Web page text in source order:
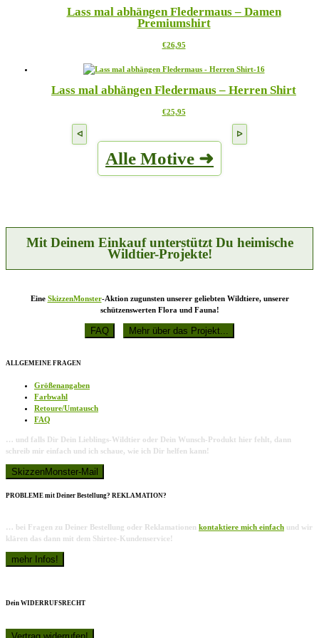
der
Produktseite
werden
Lass mal abhängen Fledermaus – Damen
Premiumshirt
€26,95Dieses
weist
Varianten
Die
der
Produktseite
Lass mal abhängen Fledermaus – Herren Shirt
€25,95Dieses
Varianten
auf.
Produktseite
gewählt
werden
Alle Motive ➜
Mit Deinem Einkauf unterstützt Du heimische
Wildtier-Projekte!
Eine SkizzenMonster-Aktion zugunsten unserer geliebten Wildtiere, unserer
schützenswerten Flora und Fauna!
ALLGEMEINE FRAGEN
Größenangaben
Farbwahl
Retoure/Umtausch
FAQ
… und falls Dir Dein Lieblings-Wildtier oder Dein Wunsch-Produkt hier fehlt, dann
schreib mir einfach und ich schaue, wie ich Dir helfen kann!
PROBLEME mit Deiner Bestellung? REKLAMATION?
… bei Fragen zu Deiner Bestellung oder Reklamationen kontaktiere mich einfach und wir
klären das dann mit dem Shirtee-Kundenservice!
Dein WIDERRUFSRECHT